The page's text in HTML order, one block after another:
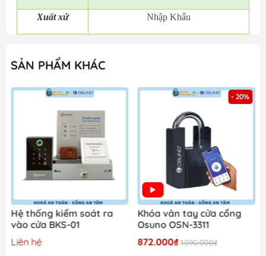
Xuất xứ Nhập Khẩu
SẢN PHẨM KHÁC
Hệ thống kiểm soát ra
vào cửa BKS-01
Liên hệ
- 20%
Khóa vân tay cửa cổng
Osuno OSN-3311
872.000₫ 1.090.000₫